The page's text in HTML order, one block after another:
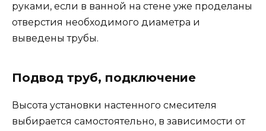
руками, если в ванной на стене уже проделаны
отверстия необходимого диаметра и
выведены трубы.
Подвод труб, подключение
Высота установки настенного смесителя
выбирается самостоятельно, в зависимости от